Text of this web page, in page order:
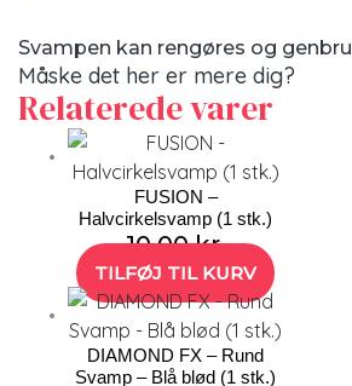
Svampen kan rengøres og
Måske det her er mere dig?
Relaterede varer
FUSION –
Halvcirkelsvamp (1 stk.)
10,00kr.
TILFØJ TIL KURV
DIAMOND FX – Rund
Svamp – Blå blød (1 stk.)